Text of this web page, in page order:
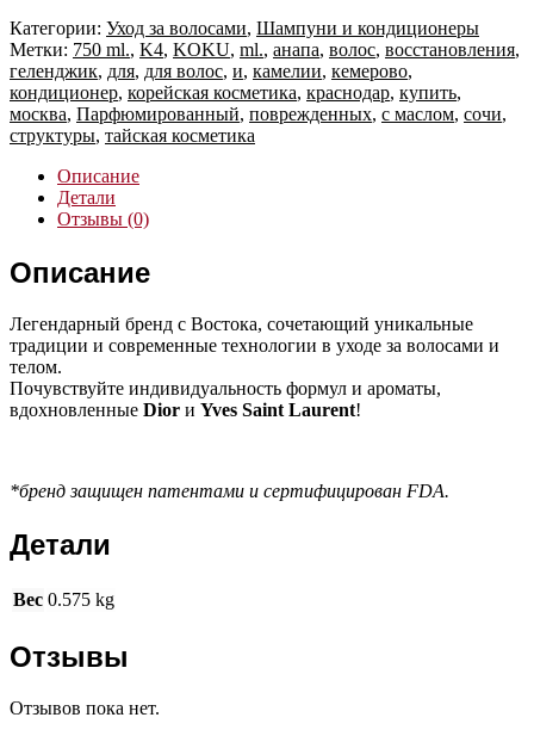
Категории: Уход за волосами, Шампуни и кондиционеры
Метки: 750 ml., K4, KOKU, ml., анапа, волос, восстановления,
геленджик, для, для волос, и, камелии, кемерово,
кондиционер, корейская косметика, краснодар, купить,
москва, Парфюмированный, поврежденных, с маслом, сочи,
структуры, тайская косметика
Описание
Детали
Отзывы (0)
Описание
Легендарный бренд с Востока, сочетающий уникальные
традиции и современные технологии в уходе за волосами и
телом.
Почувствуйте индивидуальность формул и ароматы,
вдохновленные Dior и Yves Saint Laurent!
*бренд защищен патентами и сертифицирован FDA.
Детали
Вес 0.575 kg
Отзывы
Отзывов пока нет.